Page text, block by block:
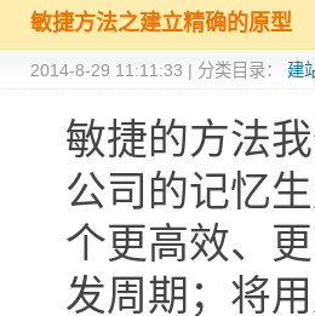
敏捷方法之建立精确的原型
2014-8-29 11:11:33 | 分类目录： 建
敏捷的方法
公司的记忆
个更高效、
发周期；将